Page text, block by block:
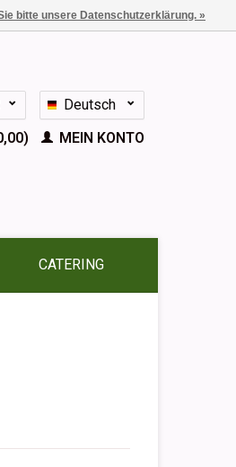
Deutsch
Nederlands
English
MEIN KONTO
CATERING
bitte unsere Datenschutzerklärung. »